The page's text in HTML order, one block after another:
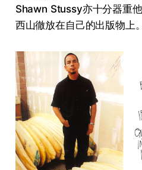
Shawn Stussy亦十分器重
西山徹放在自己的出版物上。